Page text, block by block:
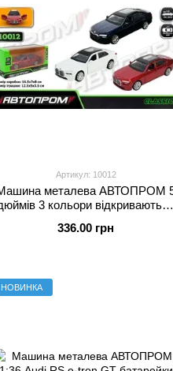
Артикул: 10012
металева АВТОПРОМ
3 кольори відкриваються
336.00 грн
НОВИНКА